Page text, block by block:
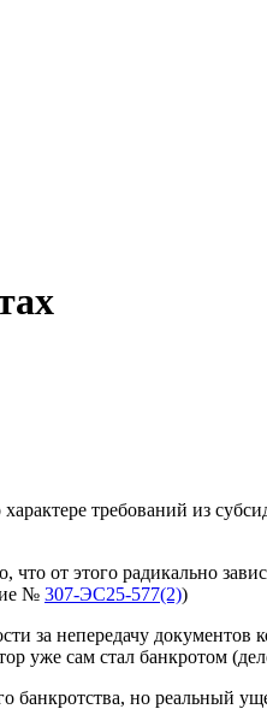
требований из
от этого радикально
№ 307-ЭС25-577(2))
за непередачу
уже сам стал банкротом
банкротства, но реальный